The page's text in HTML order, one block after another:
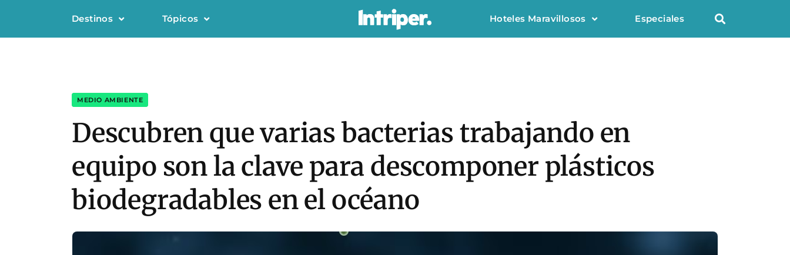
Destinos Tópicos Hoteles Maravillosos Especiales
MEDIO AMBIENTE
Descubren que varias bacterias trabajando en
equipo son la clave para descomponer plásticos
biodegradables en el océano